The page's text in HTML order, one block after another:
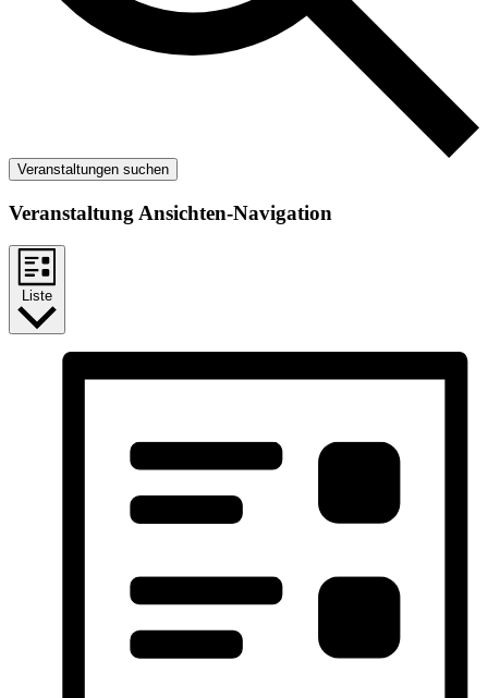
Veranstaltungen suchen
Veranstaltung Ansichten-Navigation
Liste